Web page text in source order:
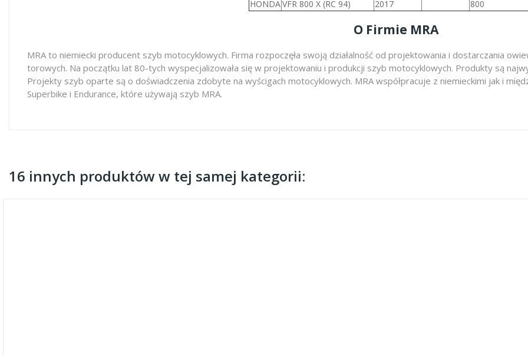
HONDAVFR 800 X (RC 94) 2017 800
O Firmie MRA
MRA to niemiecki producent szyb motocyklowych. Firma rozpoczęła swoją działalność od projektowania i dostarczania
torowych. Na początku lat 80-tych wyspecjalizowała się w projektowaniu i produkcji szyb motocyklowych. Produkty są
Projekty szyb oparte są o doświadczenia zdobyte na wyścigach motocyklowych. MRA współpracuje z niemieckimi jak i
Superbike i Endurance, które używają szyb MRA.
16 innych produktów w tej samej kategorii: